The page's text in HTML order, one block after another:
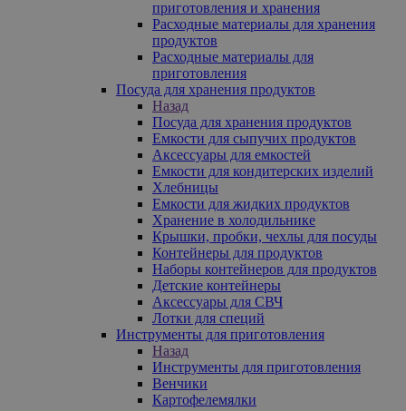
приготовления и хранения
Расходные материалы для хранения
продуктов
Расходные материалы для
приготовления
Посуда для хранения продуктов
Назад
Посуда для хранения продуктов
Емкости для сыпучих продуктов
Аксессуары для емкостей
Емкости для кондитерских изделий
Хлебницы
Емкости для жидких продуктов
Хранение в холодильнике
Крышки, пробки, чехлы для посуды
Контейнеры для продуктов
Наборы контейнеров для продуктов
Детские контейнеры
Аксессуары для СВЧ
Лотки для специй
Инструменты для приготовления
Назад
Инструменты для приготовления
Венчики
Картофелемялки